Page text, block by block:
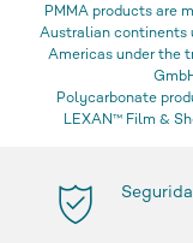
PMMA products are
Australian continents
Americas under the
Polycarbonate
LEXAN™ Film &